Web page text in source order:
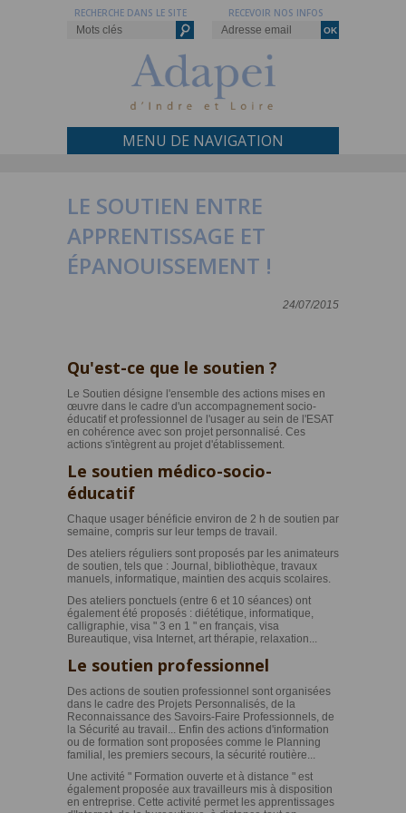
RECEVOIR NOS INFOS
RECHERCHE DANS LE SITE
MENU DE NAVIGATION
LE SOUTIEN ENTRE
APPRENTISSAGE ET
ÉPANOUISSEMENT !
24/07/2015
Qu'est-ce que le soutien ?
Le Soutien désigne l'ensemble des actions mises en
œuvre dans le cadre d'un accompagnement socio-
éducatif et professionnel de l'usager au sein de l'ESAT
en cohérence avec son projet personnalisé. Ces
actions s'intègrent au projet d'établissement.
Le soutien médico-socio-
éducatif
Chaque usager bénéficie environ de 2 h de soutien par
semaine, compris sur leur temps de travail.
Des ateliers réguliers sont proposés par les animateurs
de soutien, tels que : Journal, bibliothèque, travaux
manuels, informatique, maintien des acquis scolaires.
Des ateliers ponctuels (entre 6 et 10 séances) ont
également été proposés : diététique, informatique,
calligraphie, visa " 3 en 1 " en français, visa
Bureautique, visa Internet, art thérapie, relaxation...
Le soutien professionnel
Des actions de soutien professionnel sont organisées
dans le cadre des Projets Personnalisés, de la
Reconnaissance des Savoirs-Faire Professionnels, de
la Sécurité au travail... Enfin des actions d'information
ou de formation sont proposées comme le Planning
familial, les premiers secours, la sécurité routière...
Une activité " Formation ouverte et à distance " est
également proposée aux travailleurs mis à disposition
en entreprise. Cette activité permet les apprentissages